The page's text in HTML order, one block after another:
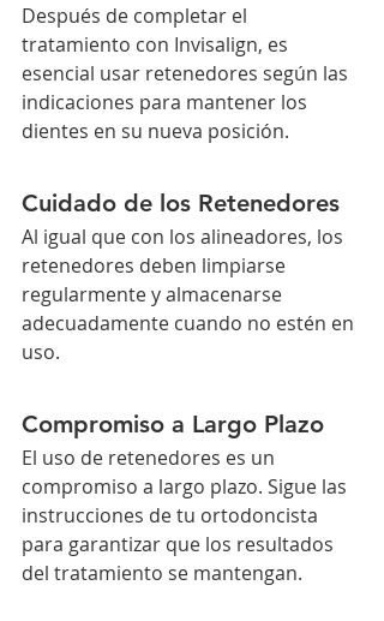
Después de completar el
tratamiento con Invisalign, es
esencial usar retenedores según las
indicaciones para mantener los
dientes en su nueva posición.
Cuidado de los Retenedores
Al igual que con los alineadores, los
retenedores deben limpiarse
regularmente y almacenarse
adecuadamente cuando no estén en
uso.
Compromiso a Largo Plazo
El uso de retenedores es un
compromiso a largo plazo. Sigue las
instrucciones de tu ortodoncista
para garantizar que los resultados
del tratamiento se mantengan.